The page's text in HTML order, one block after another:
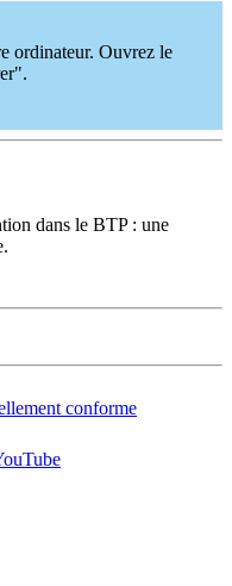
ordinateur. Ouvrez le
dans le BTP : une
conforme